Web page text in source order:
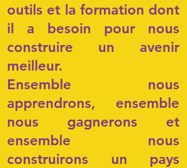
outils et la formation dont
il a besoin pour nous
construire un avenir
meilleur.
Ensemble nous
apprendrons, ensemble
nous gagnerons et
ensemble nous
construirons un pays